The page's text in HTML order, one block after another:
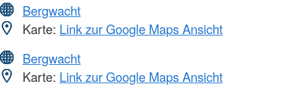
Bergwacht
Karte: Link zur Google Maps Ansicht
Bergwacht
Karte: Link zur Google Maps Ansicht